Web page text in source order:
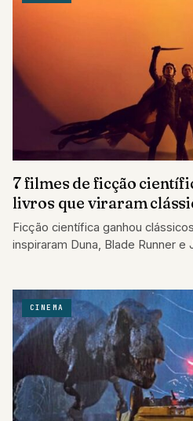
7 filmes de ficção
livros que viraram
Ficção científica ganhou
inspiraram Duna, Blade Runner e
CINEMA